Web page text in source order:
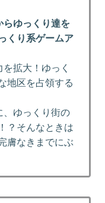
らゆっくり達を
くり系ゲームア
拡大！ゆっく
地区を占領する
、ゆっくり街の
？そんなときは
膚なきまでにぶ